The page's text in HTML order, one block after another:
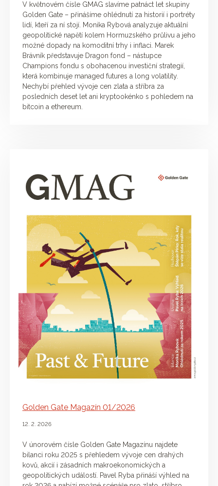
V květnovém čísle GMAG slavíme patnáct let skupiny
Golden Gate – přinášíme ohlédnutí za historií i portréty
lidí, kteří za ní stojí. Monika Rybová analyzuje aktuální
geopolitické napětí kolem Hormuzského průlivu a jeho
možné dopady na komoditní trhy i inflaci. Marek
Brávník představuje Dragon fond – nástupce
Champions fondu s obohacenou investiční strategií,
která kombinuje managed futures a long volatility.
Nechybí přehled vývoje cen zlata a stříbra za
posledních deset let ani kryptookénko s pohledem na
bitcoin a ethereum.
Golden Gate Magazín 01/2026
12. 2. 2026
V únorovém čísle Golden Gate Magazínu najdete
bilanci roku 2025 s přehledem vývoje cen drahých
kovů, akcií i zásadních makroekonomických a
geopolitických událostí. Pavel Ryba přináší výhled na